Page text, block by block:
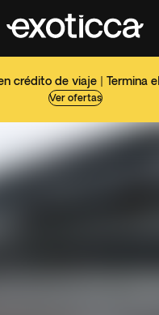
crédito de viaje | Termina
Ver ofertas